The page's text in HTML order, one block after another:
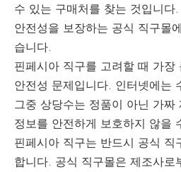
수 있는 구매처를 찾는 것입니다
안전성을 보장하는 공식 직구몰
습니다.
핀페시아 직구를 고려할 때 가
안전성 문제입니다. 인터넷에는
그중 상당수는 정품이 아닌 가짜
정보를 안전하게 보호하지 않을
핀페시아 직구는 반드시 공식 직
합니다. 공식 직구몰은 제조사로